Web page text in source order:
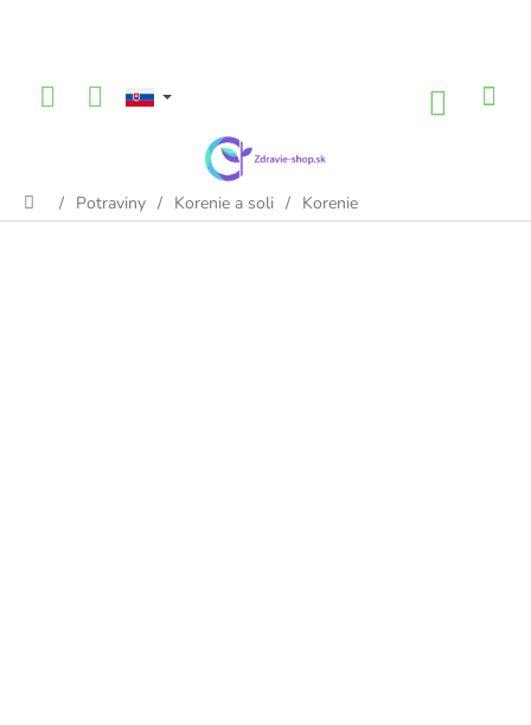
Domov
/ Potraviny / Korenie a soli / Korenie